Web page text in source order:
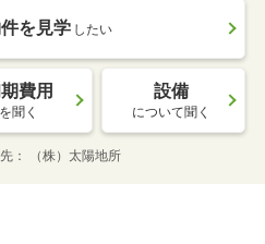
を見学 したい
費用
を聞く
設備
について聞く
（株）太陽地所